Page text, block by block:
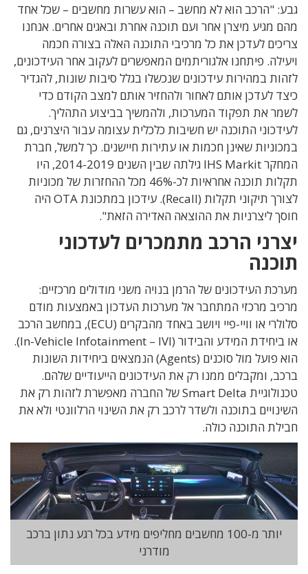
גבע: "הרכב הוא לא מחשב – הוא עשרות מחשבים – שכל אחד
מהם מגיע מיצרן אחר ועם תוכנה אחרת ובאגים אחרים. אנחנו
צריכים לעדכן את כל מרכיבי התוכנה האלה בצורה חכמה
ויעילה. פיתחנו אלגוריתמים המאפשרים לעקוב אחר העידכונים,
לזהות במהירות עידכונים שנכשלו בגלל סיבות שונות, להגדיר
כיצד לעדכן אותם לאחור ולהחזיר אותם למצב הקודם כדי
לשמר את תפקוד המערכות, ולהמשיך בביצוע התהליך.
לעידכוני התוכנה יש חשיבות כלכלית עצומה עבור היצרנים, גם
במכוניות שאינן חכמות או עתירות חיישנים. כך למשל, חברת
המחקר IHS Markit גילתה שבין השנים 2014-2019, היו
תקלות תוכנה אחראיות לכ-46% מכל ההחזרות של מכוניות
לצורך תיקוני תקלות (Recall). עידכון במתכונת OTA היה
חוסך ליצרניות את ההוצאה האדירה הזאת".
יצרני הרכב מתמכרים לעדכוני
תוכנה
מערכת העידכונים של הרמן בנויה משני מודולים מרכזיים:
מרכיב מרכזי המתחבר אל מערכות העדכון באמצעות מודם
סלולרי או וויי-פיי ויושב באחד מהבקרים (ECU), במחשב הרכב
או ביחידת המידע והבידור (In-Vehicle Infotainment – IVI).
הוא פועל מול סוכנים (Agents) הנמצאים ביחידות השונות
ברכב, ומקבלים ממנו רק את העידכונים הייעודיים שלהם.
טכנולוגיית Smart Delta של החברה מאפשרת לזהות רק את
השינויים בתוכנה ולשדר לרכב רק את השינוי הרלוונטי ולא את
חבילת התוכנה כולה.
יותר מ-100 מחשבים מחליפים מידע בכל רגע נתון ברכב
מודרני